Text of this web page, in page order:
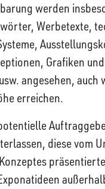
werden
Werbetexte,
Grafiken
angesehen, auch
erreichen.
diese vom